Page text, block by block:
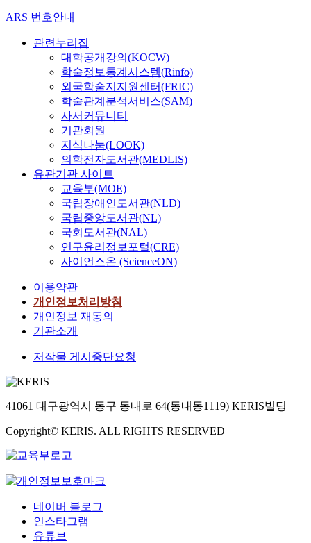
ARS 번호안내
관련누리집
대학공개강의(KOCW)
학술정보통계시스템(Rinfo)
외국학술지지원센터(FRIC)
학술관계분석서비스(SAM)
사서커뮤니티
기관회원
지식나눔(LOOK)
의학전자도서관(MEDLIS)
유관기관 사이트
교육부(MOE)
국립장애인도서관(NLD)
국립중앙도서관(NL)
국회도서관(NAL)
연구윤리정보포털(CRE)
사이언스온 (ScienceON)
이용약관
개인정보처리방침
개인정보 재동의
기관소개
저작물 게시중단요청
41061 대구광역시 동구 동내로 64(동내동1119) KERIS빌딩
Copyright© KERIS. ALL RIGHTS RESERVED
네이버 블로그
인스타그램
유튜브